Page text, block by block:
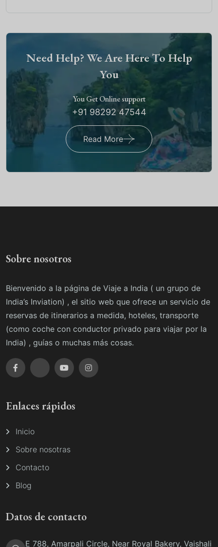
Need Help? We Are Here To Help
You
You Get Online support
+91 98292 47544
Read More
Sobre nosotros
Bienvenido a la página de Viaje a India ( un grupo de
India’s Inviation) , el sitio web que ofrece un servicio de
reservas de itinerarios a medida, hoteles, transporte
(como coche con conductor privado para viajar por la
India) , guías o muchas más cosas.
Enlaces rápidos
Inicio
Sobre nosotras
Contacto
Blog
Datos de contacto
E 788, Amarpali Circle, Near Royal Bakery, Vaishali